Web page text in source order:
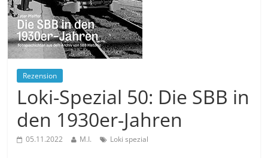
Rezension
Loki-Spezial 50: Die SBB in
den 1930er-Jahren
05.11.2022 M.I. Loki spezial